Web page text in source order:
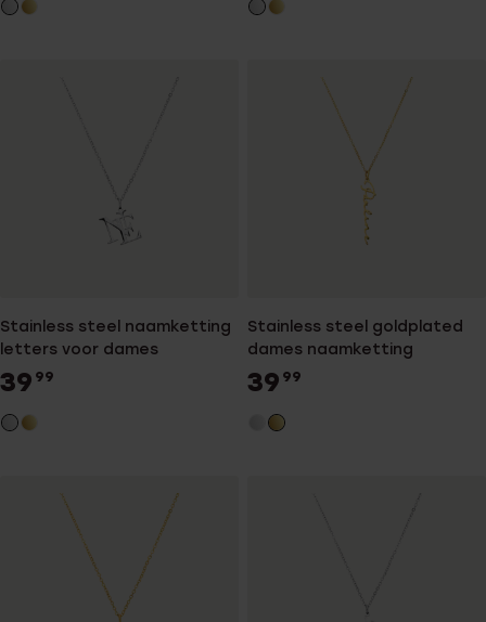
Stainless steel naamketting
letters voor dames
39 99
Stainless steel goldplated
dames naamketting
39 99